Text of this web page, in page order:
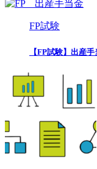
FP試験
【FP試験】出産